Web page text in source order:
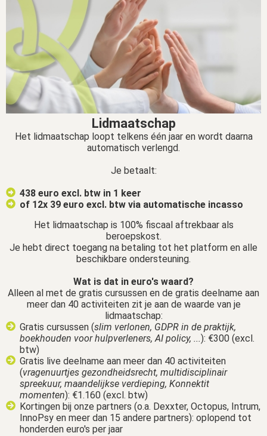
Lidmaatschap
Het lidmaatschap loopt telkens één jaar en wordt daarna
automatisch verlengd.
Je betaalt:
438 euro excl. btw in 1 keer
of 12x 39 euro excl. btw via automatische incasso
Het lidmaatschap is 100% fiscaal aftrekbaar als
beroepskost.
Je hebt direct toegang na betaling tot het platform en alle
beschikbare ondersteuning.
Wat is dat in euro's waard?
Alleen al met de gratis cursussen en de gratis deelname aan
meer dan 40 activiteiten zit je aan de waarde van je
lidmaatschap:
Gratis cursussen (slim verlonen, GDPR in de praktijk,
boekhouden voor hulpverleners, AI policy, ...): €300 (excl.
btw)
Gratis live deelname aan meer dan 40 activiteiten
(vragenuurtjes gezondheidsrecht, multidisciplinair
spreekuur, maandelijkse verdieping, Konnektit
momenten): €1.160 (excl. btw)
Kortingen bij onze partners (o.a. Dexxter, Octopus, Intrum,
InnoPsy en meer dan 15 andere partners): oplopend tot
honderden euro's per jaar